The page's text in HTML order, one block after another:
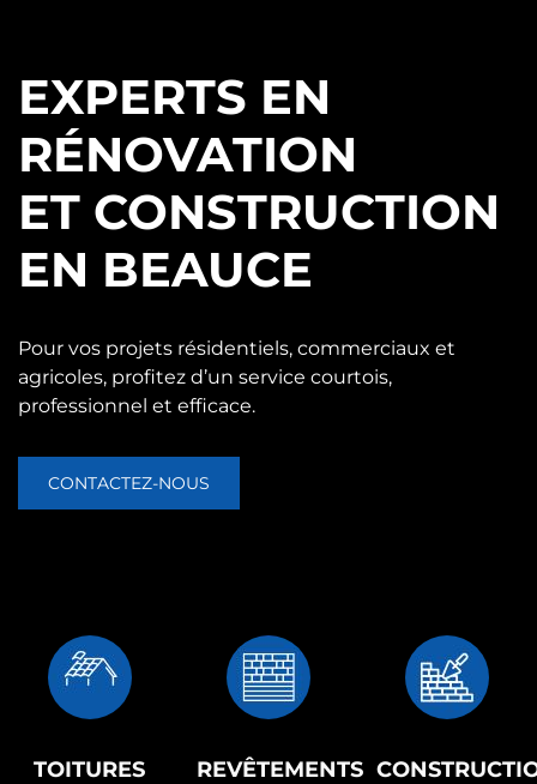
EXPERTS EN
RÉNOVATION
ET CONSTRUCTION
EN BEAUCE
Pour vos projets résidentiels, commerciaux et
agricoles, profitez d’un service courtois,
professionnel et efficace.
CONTACTEZ-NOUS
TOITURES
REVÊTEMENTS